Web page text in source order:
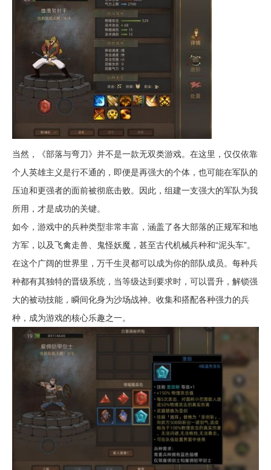
当然，《部落与弯刀》并不是一款无双类游戏。在这里，仅仅依靠
个人英雄主义是行不通的，即便是再强大的个体，也可能在军队的
压迫和更强者的面前被彻底击败。因此，组建一支强大的军队为我
所用，才是成功的关键。
如今，游戏中的兵种类型非常丰富，涵盖了各大部落的正规军和地
方军，以及飞禽走兽、鬼怪妖魔，甚至古代机械兵种和“泥头车”。
在这个广阔的世界里，万千生灵都可以成为你的部队成员。每种兵
种都有其独特的晋级系统，当等级达到要求时，可以晋升，解锁强
大的被动技能，瞬间化身为沙场战神。收集和搭配各种强力的兵
种，成为游戏的核心乐趣之一。